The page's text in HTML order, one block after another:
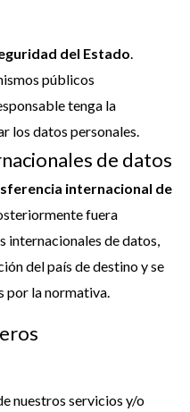
del Estado
públicos
tenga la
los datos personales.
de datos
internacional de
fuera
internacionales de datos,
del país de destino y se
por la normativa.
nuestros servicios y/o